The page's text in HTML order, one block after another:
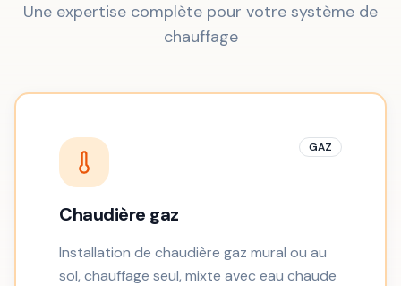
Une expertise complète pour votre système de
chauffage
GAZ
Chaudière gaz
Installation de chaudière gaz mural ou au
sol, chauffage seul, mixte avec eau chaude